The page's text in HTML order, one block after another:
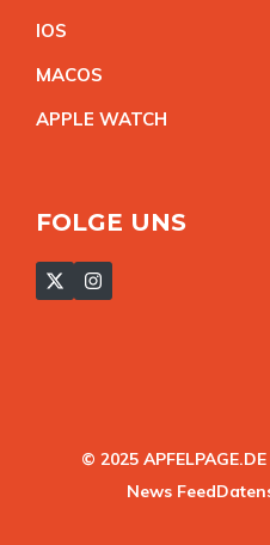
IOS
MACOS
APPLE WATCH
FOLGE UNS
© 2025
News Feed